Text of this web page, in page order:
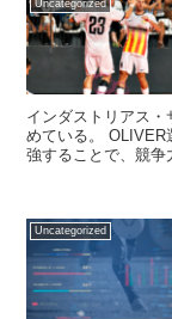
Uncategorized
インダストリアス
めている。 OLIVER
強することで、競争
ている。 OLIVER
が、負荷管理にも
ケアで支え、時間
は、チームのアイ
めに、チームの選
と述べた。
Uncategorized